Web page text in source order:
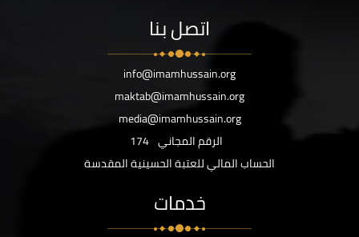
اتصل بنا
info@imamhussain.org
maktab@imamhussain.org
media@imamhussain.org
الرقم المجاني 174
الحساب المالي للعتبة الحسينية المقدسة
خدمات